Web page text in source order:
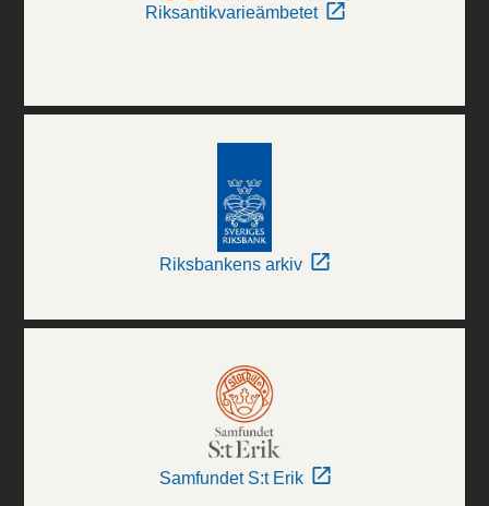
Riksantikvarieämbetet
Riksbankens arkiv
Samfundet S:t Erik